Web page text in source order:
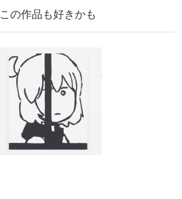
この作品も好きかも